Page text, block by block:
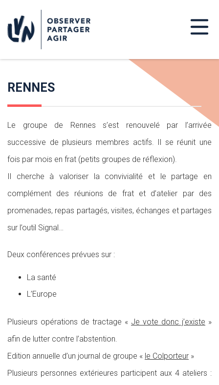
RENNES
Le groupe de Rennes s’est renouvelé par l’arrivée
successive de plusieurs membres actifs. Il se réunit une
fois par mois en frat (petits groupes de réflexion).
Il cherche à valoriser la convivialité et le partage en
complément des réunions de frat et d’atelier par des
promenades, repas partagés, visites, échanges et partages
sur l’outil Signal…
Deux conférences prévues sur :
La santé
L’Europe
Plusieurs opérations de tractage « Je vote donc j’existe »
afin de lutter contre l’abstention.
Edition annuelle d’un journal de groupe « le Colporteur »
Plusieurs personnes extérieures participent aux 4 ateliers :